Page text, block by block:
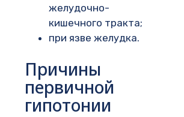
желудочно-
кишечного тракта;
при язве желудка.
Причины
первичной
гипотонии